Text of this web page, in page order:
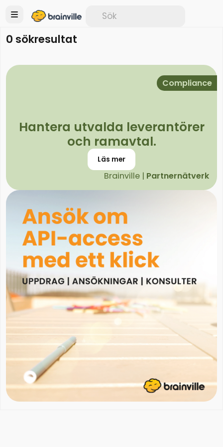
0 sökresultat
Compliance
Hantera utvalda leverantörer
och ramavtal.
Läs mer
Brainville | Partnernätverk